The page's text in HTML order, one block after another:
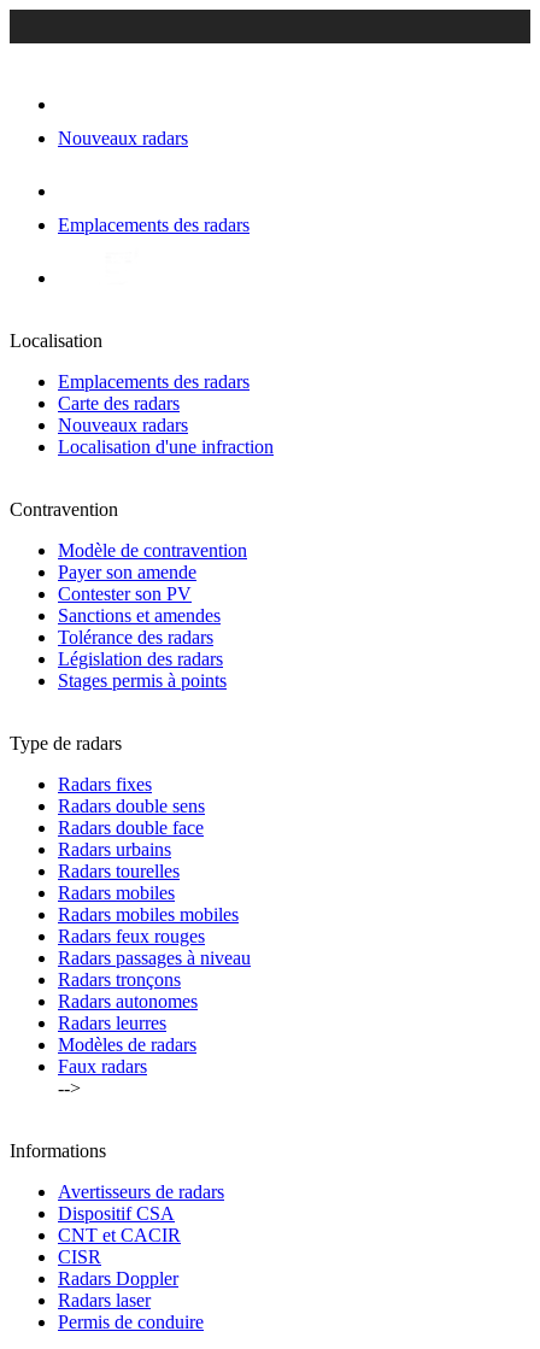
Nouveaux radars
Emplacements des radars
Localisation
Emplacements des radars
Carte des radars
Nouveaux radars
Localisation d'une infraction
Contravention
Modèle de contravention
Payer son amende
Contester son PV
Sanctions et amendes
Tolérance des radars
Législation des radars
Stages permis à points
Type de radars
Radars fixes
Radars double sens
Radars double face
Radars urbains
Radars tourelles
Radars mobiles
Radars mobiles mobiles
Radars feux rouges
Radars passages à niveau
Radars tronçons
Radars autonomes
Radars leurres
Modèles de radars
Faux radars
-->
Informations
Avertisseurs de radars
Dispositif CSA
CNT et CACIR
CISR
Radars Doppler
Radars laser
Permis de conduire